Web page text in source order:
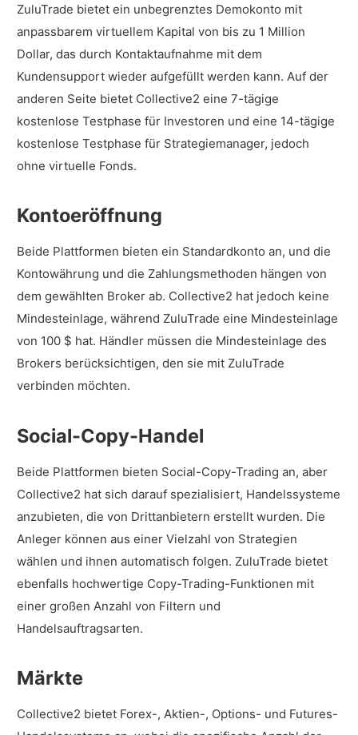
ZuluTrade bietet ein unbegrenztes Demokonto mit
anpassbarem virtuellem Kapital von bis zu 1 Million
Dollar, das durch Kontaktaufnahme mit dem
Kundensupport wieder aufgefüllt werden kann. Auf der
anderen Seite bietet Collective2 eine 7-tägige
kostenlose Testphase für Investoren und eine 14-tägige
kostenlose Testphase für Strategiemanager, jedoch
ohne virtuelle Fonds.
Kontoeröffnung
Beide Plattformen bieten ein Standardkonto an, und die
Kontowährung und die Zahlungsmethoden hängen von
dem gewählten Broker ab. Collective2 hat jedoch keine
Mindesteinlage, während ZuluTrade eine Mindesteinlage
von 100 $ hat. Händler müssen die Mindesteinlage des
Brokers berücksichtigen, den sie mit ZuluTrade
verbinden möchten.
Social-Copy-Handel
Beide Plattformen bieten Social-Copy-Trading an, aber
Collective2 hat sich darauf spezialisiert, Handelssysteme
anzubieten, die von Drittanbietern erstellt wurden. Die
Anleger können aus einer Vielzahl von Strategien
wählen und ihnen automatisch folgen. ZuluTrade bietet
ebenfalls hochwertige Copy-Trading-Funktionen mit
einer großen Anzahl von Filtern und
Handelsauftragsarten.
Märkte
Collective2 bietet Forex-, Aktien-, Options- und Futures-